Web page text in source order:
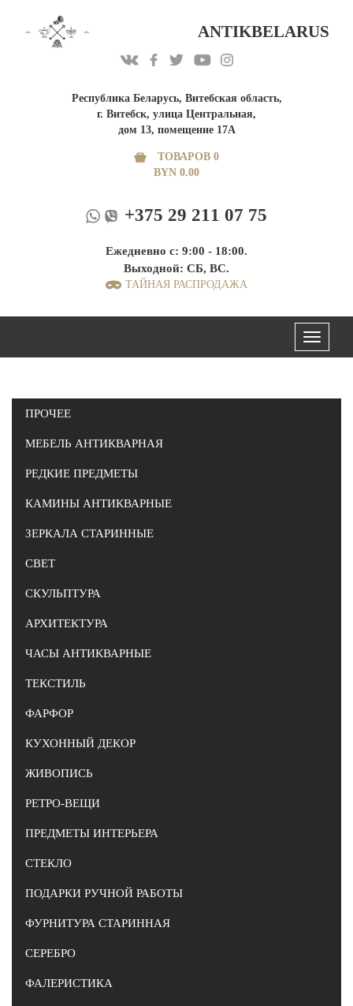
Республика Беларусь, Витебская область,
г. Витебск, улица Центральная,
дом 13, помещение 17А
ANTIKBELARUS
ТОВАРОВ 0
BYN 0.00
+375 29 211 07 75
Ежедневно с: 9:00 - 18:00.
Выходной: СБ, ВС.
ТАЙНАЯ РАСПРОДАЖА
Меню
ПРОЧЕЕ
МЕБЕЛЬ АНТИКВАРНАЯ
РЕДКИЕ ПРЕДМЕТЫ
КАМИНЫ АНТИКВАРНЫЕ
ЗЕРКАЛА СТАРИННЫЕ
СВЕТ
СКУЛЬПТУРА
АРХИТЕКТУРА
ЧАСЫ АНТИКВАРНЫЕ
ТЕКСТИЛЬ
ФАРФОР
КУХОННЫЙ ДЕКОР
ЖИВОПИСЬ
РЕТРО-ВЕЩИ
ПРЕДМЕТЫ ИНТЕРЬЕРА
СТЕКЛО
ПОДАРКИ РУЧНОЙ РАБОТЫ
ФУРНИТУРА СТАРИННАЯ
СЕРЕБРО
ФАЛЕРИСТИКА